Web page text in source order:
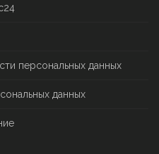
персональных данных
данных